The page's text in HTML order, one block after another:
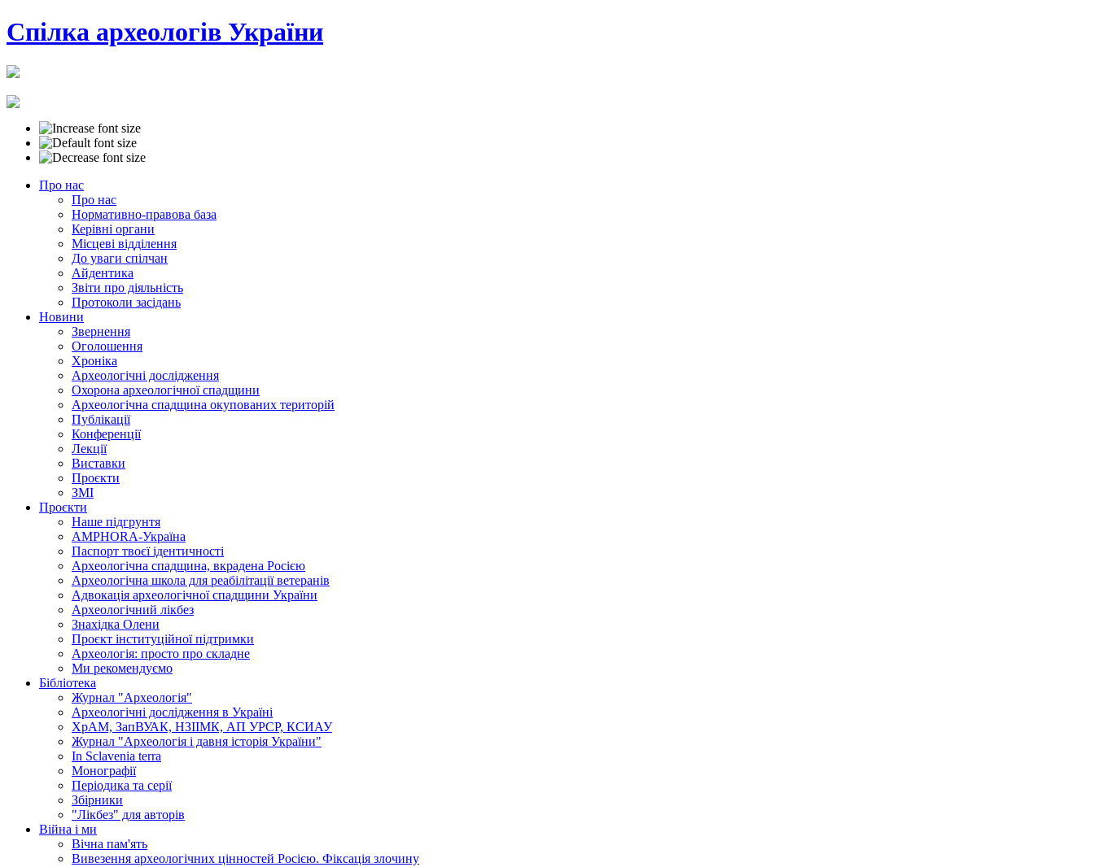
Cпілка археологів України
Про нас
Про нас
Нормативно-правова база
Керівні органи
Місцеві відділення
До уваги спілчан
Айдентика
Звіти про діяльність
Протоколи засідань
Новини
Звернення
Оголошення
Хроніка
Археологічні дослідження
Охорона археологічної спадщини
Археологічна спадщина окупованих територій
Публікації
Конференції
Лекції
Виставки
Проєкти
ЗМІ
Проєкти
Наше підгрунтя
AMPHORA-Україна
Паспорт твоєї ідентичності
Археологічна спадщина, вкрадена Росією
Археологічна школа для реабілітації ветеранів
Адвокація археологічної спадщини України
Археологічний лікбез
Знахідка Олени
Проєкт інституційної підтримки
Археологія: просто про складне
Ми рекомендуємо
Бібліотека
Журнал "Археологія"
Археологічні дослідження в Україні
ХрАМ, ЗапВУАК, НЗІІМК, АП УРСР, КСИАУ
Журнал "Археологія і давня історія України"
In Sclavenia terra
Монографії
Періодика та серії
Збірники
"Лікбез" для авторів
Війна і ми
Вічна пам'ять
Вивезення археологічних цінностей Росією. Фіксація злочину